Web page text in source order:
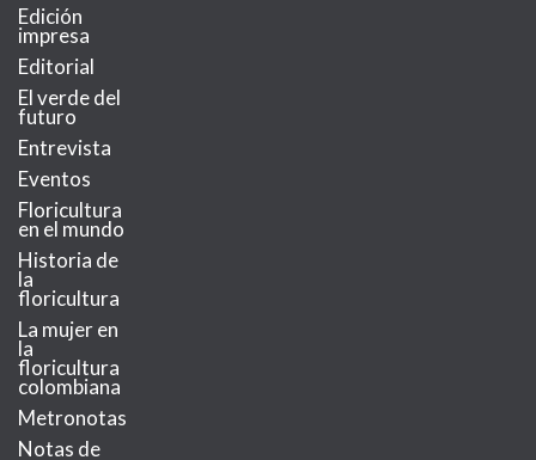
Edición
impresa
Editorial
El verde del
futuro
Entrevista
Eventos
Floricultura
en el mundo
Historia de
la
floricultura
La mujer en
la
floricultura
colombiana
Metronotas
Notas de